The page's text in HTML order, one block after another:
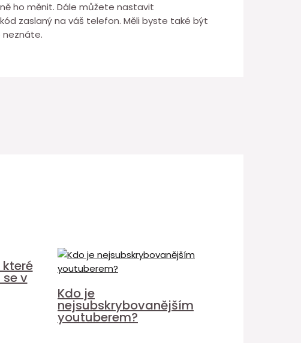
ho měnit. Dále můžete nastavit
zaslaný na váš telefon. Měli byste také být
v
Kdo je
nejsubskrybovanějším
youtuberem?